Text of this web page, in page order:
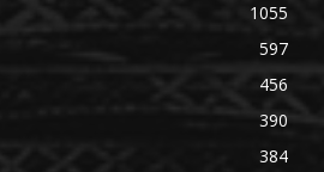
1055
597
456
390
384